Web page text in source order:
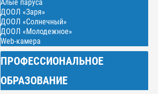
Алые паруса
ДООЛ «Заря»
ДООЛ «Солнечный»
ДООЛ «Молодежное»
Web-камера
ПРОФЕССИОНАЛЬНОЕ
ОБРАЗОВАНИЕ